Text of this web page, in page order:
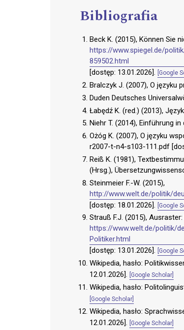
Bibliografia
Beck K. (2015), Können Sie
https://www.spiegel.de/
859502.html
[dostęp: 13.01.2026].
[Google
Bralczyk J. (2007), O języku
Duden Deutsches
Łabędź K. (red.) (2013),
Niehr T. (2014), Einführung
Ożóg K. (2007), O języku
r2007-t-n4-s103-111.pdf
Reiß K. (1981),
(Hrsg.),
Steinmeier F.-W. (2015),
http://www.welt.de/politik/
[dostęp: 18.01.2026].
[Google
Strauß F.J. (2015),
https://www.welt.de/politik/
Politiker.html
[dostęp: 13.01.2026].
[Google
Wikipedia, hasło:
12.01.2026].
[Google Scholar]
Wikipedia, hasło:
[Google Scholar]
Wikipedia, hasło:
12.01.2026].
[Google Scholar]